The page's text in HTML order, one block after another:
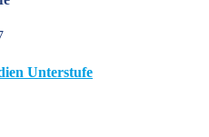
Unterstufe